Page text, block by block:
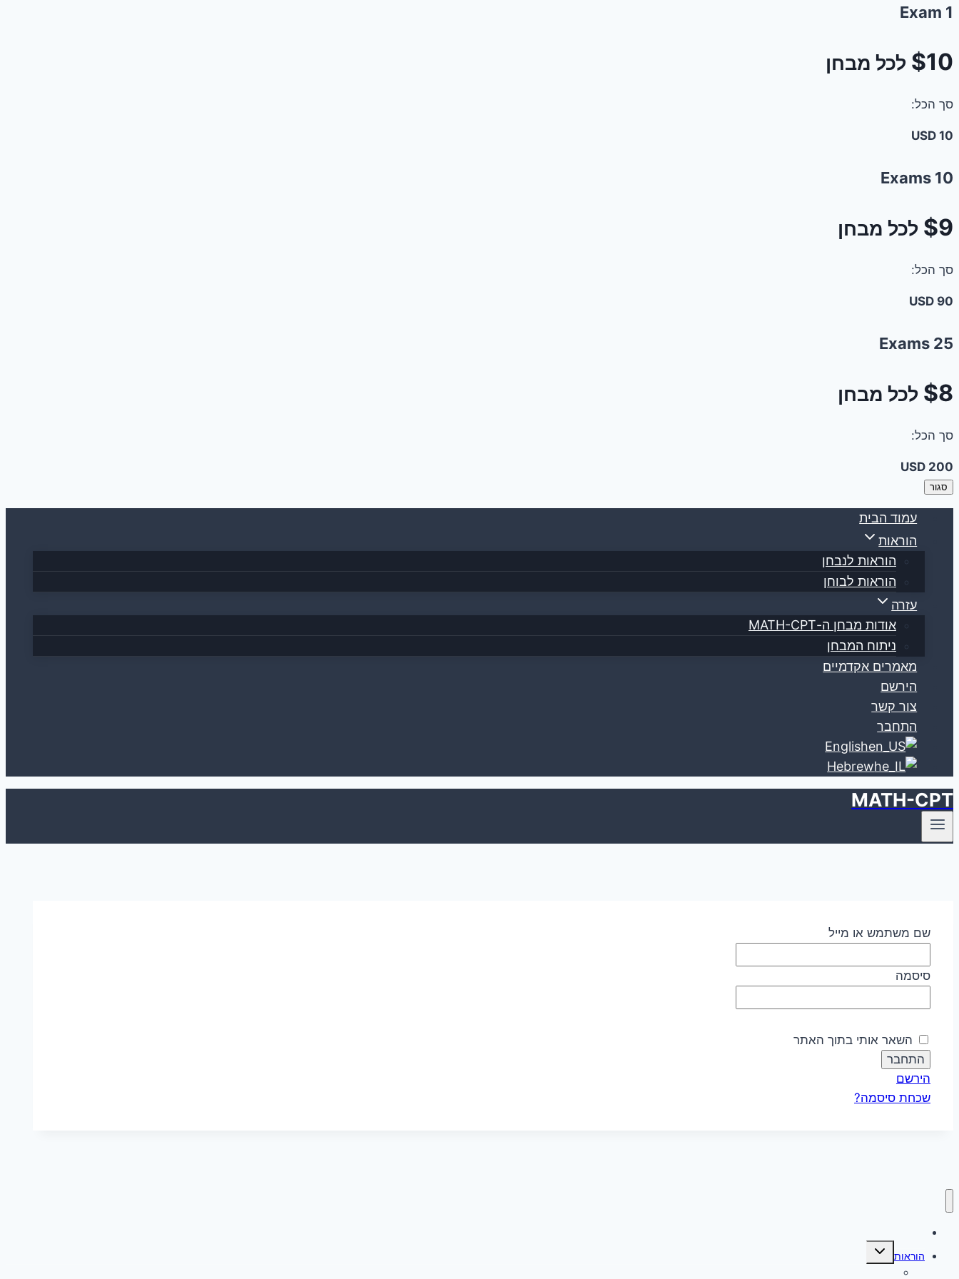
1 Exam
$10 לכל מבחן
סך הכל:
10 USD
10 Exams
$9 לכל מבחן
סך הכל:
90 USD
25 Exams
$8 לכל מבחן
סך הכל:
200 USD
סגור
content
עמוד הבית
הוראות
הוראות לנבחן
הוראות לבוחן
עזרה
אודות מבחן ה-MATH-CPT
ניתוח המבחן
מאמרים אקדמיים
הירשם
צור קשר
התחבר
English
Hebrew
MATH-CPT
שם משתמש או מייל
סיסמה
השאר אותי בתוך האתר
הירשם
שכחת סיסמה?
הוראות
Expand